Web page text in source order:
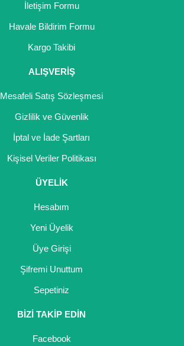
İletişim Formu
Havale Bildirim Formu
Kargo Takibi
ALIŞVERİŞ
Mesafeli Satış Sözleşmesi
Gizlilik ve Güvenlik
İptal ve İade Şartları
Kişisel Veriler Politikası
ÜYELİK
Hesabım
Yeni Üyelik
Üye Girişi
Şifremi Unuttum
Sepetiniz
BİZİ TAKİP EDİN
Facebook